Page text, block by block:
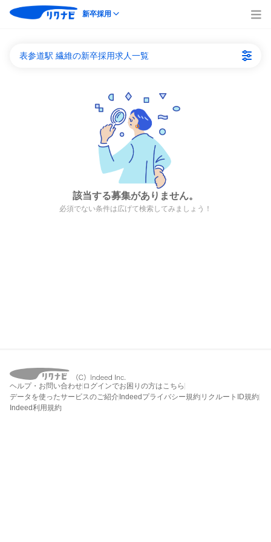
新卒採用
表参道駅 繊維の新卒採用求人一覧
該当する募集がありません。
必須でない条件は広げて検索してみましょう！
ヘルプ・お問い合わせ ログインでお困りの方はこちら
データを使ったサービスのご紹介 Indeedプライバシー規約 リクルートID規約
Indeed利用規約